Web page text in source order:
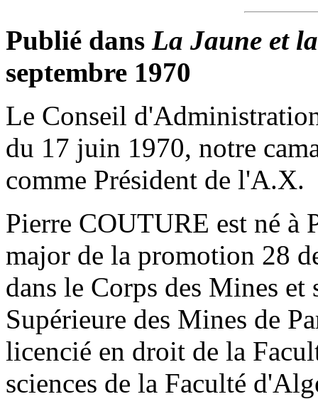
Publié dans La Jaune et
septembre 1970
Le Conseil
du 17 juin 1970, notre
comme Président de l'A.X.
Pierre COUTURE est né à
major de la promotion 28
dans le Corps des Mines
Supérieure des Mines de
licencié en droit de la
sciences de la Faculté